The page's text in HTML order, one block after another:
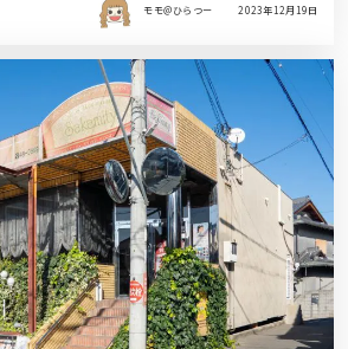
モモ＠ひらつー 2023年12月19日